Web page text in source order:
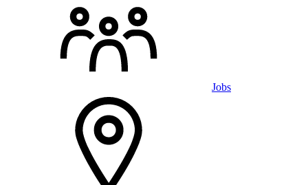
Jobs